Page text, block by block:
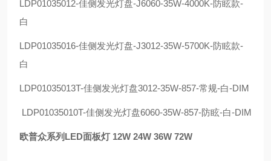
LDP01035012-佳侧发光灯盘-J6060-35W-4000K-防眩款-
白
LDP01035016-佳侧发光灯盘-J3012-35W-5700K-防眩款-
白
LDP01035013T-佳侧发光灯盘3012-35W-857-常规-白-DIM
LDP01035010T-佳侧发光灯盘6060-35W-857-防眩-白-DIM
欧普众系列LED面板灯 12W 24W 36W 72W